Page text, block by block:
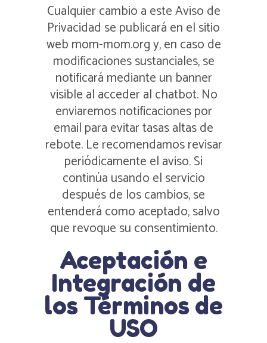
Cualquier cambio a este Aviso de
Privacidad se publicará en el sitio
web mom-mom.org y, en caso de
modificaciones sustanciales, se
notificará mediante un banner
visible al acceder al chatbot. No
enviaremos notificaciones por
email para evitar tasas altas de
rebote. Le recomendamos revisar
periódicamente el aviso. Si
continúa usando el servicio
después de los cambios, se
entenderá como aceptado, salvo
que revoque su consentimiento.
Aceptación e
Integración de
los Términos de
USO